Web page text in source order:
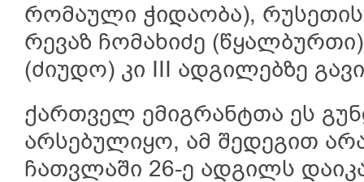
რომაული ჭიდაობა),
რევაზ ჩომახიძე
(ძიუდო) კი III ადგილებზე
ქართველ ემიგრანტთა ეს
არსებულიყო, ამ შედეგით
ჩათვლაში 26-ე ადგილს